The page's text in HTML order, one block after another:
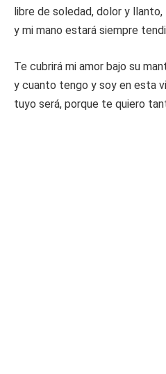
libre de soledad, dolor y llanto,
y mi mano estará siempre
Te cubrirá mi amor bajo su
y cuanto tengo y soy en esta
tuyo será, porque te quiero